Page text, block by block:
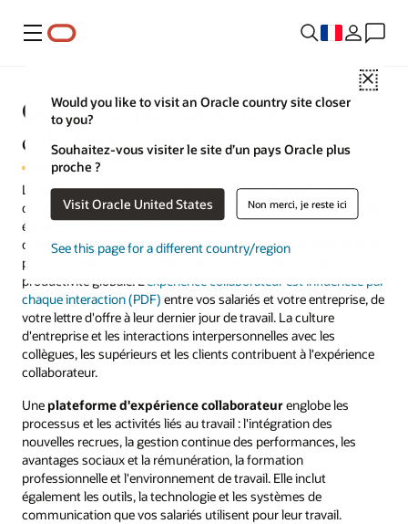
Menu
Close
Would you like to visit an Oracle country site closer
to you?
Souhaitez-vous visiter le site d’un pays Oracle plus
proche ?
Visit Oracle United States Non merci, je reste ici
See this page for a different country/region
Qu'est-ce que l'expérience
collaborateur ?
L'expérience collaborateur est la somme de chaque interaction et
de chaque point de contact du salarié avec son entreprise. Il s'agit
également d'un ensemble orchestré d'expériences et de
considérations que l'entreprise met en place pour améliorer la vie
professionnelle et personnelle de son personnel ainsi que sa
productivité globale. L'expérience collaborateur est influencée par
chaque interaction (PDF) entre vos salariés et votre entreprise, de
votre lettre d'offre à leur dernier jour de travail. La culture
d'entreprise et les interactions interpersonnelles avec les
collègues, les supérieurs et les clients contribuent à l'expérience
collaborateur.
Une plateforme d'expérience collaborateurenglobe les
processus et les activités liés au travail : l'intégration des
nouvelles recrues, la gestion continue des performances, les
avantages sociaux et la rémunération, la formation
professionnelle et l'environnement de travail. Elle inclut
également les outils, la technologie et les systèmes de
communication que vos salariés utilisent pour leur travail.